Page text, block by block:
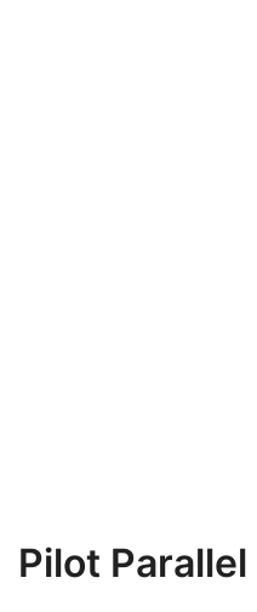
Pilot